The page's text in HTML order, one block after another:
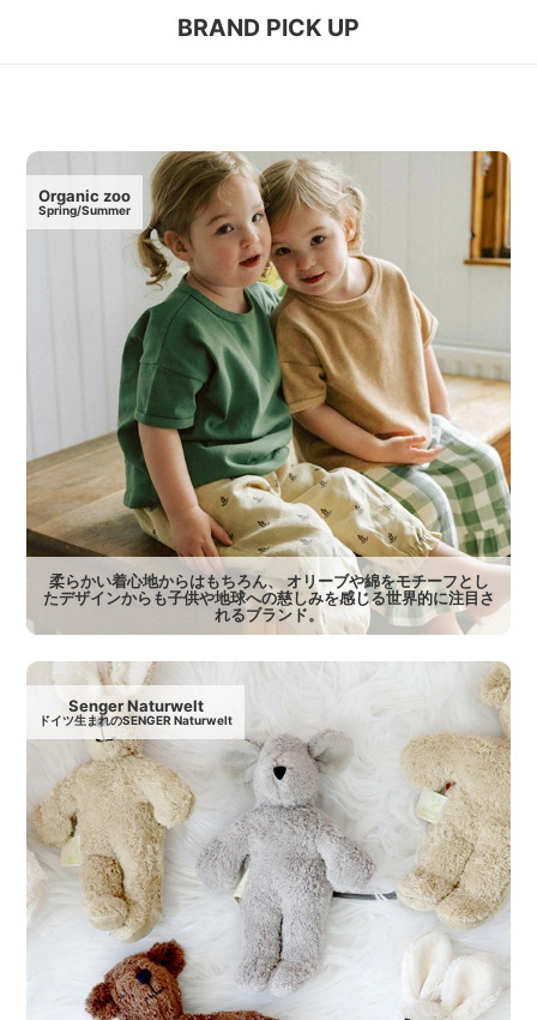
BRAND PICK UP
Organic zoo
Spring/Summer
柔らかい着心地からはもちろん、 オリーブや綿をモチーフとし
たデザインからも子供や地球への慈しみを感じる世界的に注目さ
れるブランド。
Senger Naturwelt
ドイツ生まれのSENGER Naturwelt